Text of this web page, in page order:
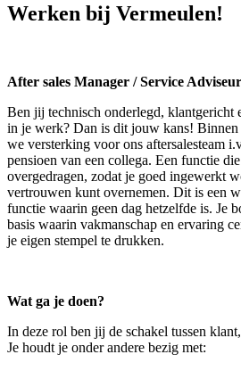
Werken bij Vermeulen!
After sales Manager / Service
Ben jij technisch onderlegd, klantgericht
in je werk? Dan is dit jouw kans!
we versterking voor ons aftersalesteam
pensioen van een collega. Een functie
overgedragen, zodat je goed ingewerkt
vertrouwen kunt overnemen. Dit is een
functie waarin geen dag hetzelfde is. Je
basis waarin vakmanschap en ervaring
je eigen stempel te drukken.
Wat ga je doen?
In deze rol ben jij de schakel tussen
Je houdt je onder andere bezig met: